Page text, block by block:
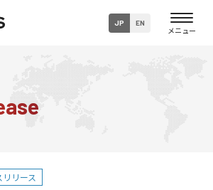
JP EN
リリース